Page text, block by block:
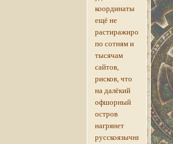
координаты
ещё не
растиражированы
по сотням и
тысячам
сайтов,
рисков, что
на далёкий
офшорный
остров
нагрянет
русскоязычный